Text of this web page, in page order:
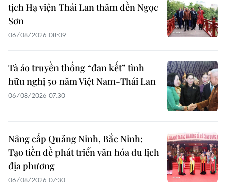
tịch Hạ viện Thái Lan thăm đền Ngọc
Sơn
06/08/2026 08:09
Tà áo truyền thống “đan kết” tình
hữu nghị 50 năm Việt Nam-Thái Lan
06/08/2026 07:30
Nâng cấp Quảng Ninh, Bắc Ninh:
Tạo tiền đề phát triển văn hóa du lịch
địa phương
06/08/2026 07:30